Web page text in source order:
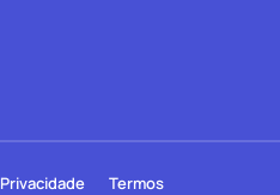
Privacidade Termos